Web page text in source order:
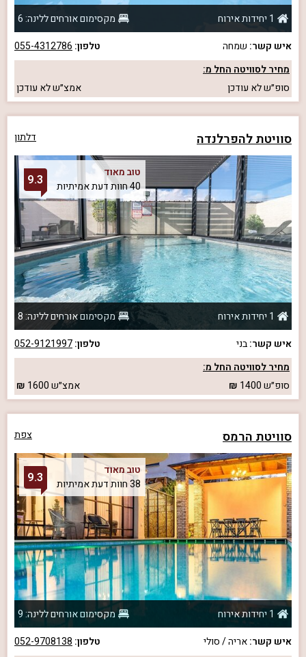
1 יחידות אירוח
מקסימום אורחים ללינה: 6
איש קשר: שמחה טלפון: 055-4312786
מחיר לסוויטה החל מ:
סופ״שלא עודכן אמצ״שלא עודכן
סוויטת להפרלנדה דלתון
טוב מאוד
40 חוות דעת אמיתיות
9.3
1 יחידות אירוח
מקסימום אורחים ללינה: 8
איש קשר:בני טלפון:052-9121997
מחיר לסוויטה החל מ:
סופ״ש1400 אמצ״ש1600
סוויטת הרמס צפת
טוב מאוד
38 חוות דעת אמיתיות
9.3
1 יחידות אירוח
מקסימום אורחים ללינה: 9
איש קשר:אריה / סולי טלפון: 052-9708138